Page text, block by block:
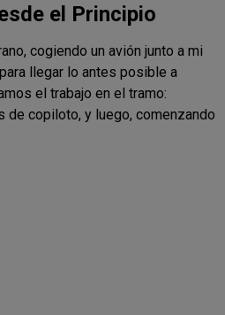
el Principio
cogiendo un avión junto a mi
llegar lo antes posible a
el trabajo en el tramo:
de copiloto, y luego, comenzando